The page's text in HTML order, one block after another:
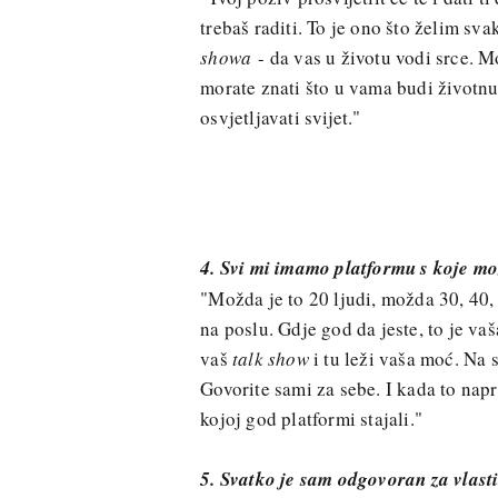
trebaš raditi. To je ono što želim
showa- da vas u životu vodi srce.
morate znati što u vama budi
osvjetljavati svijet."
4. Svi mi imamo platformu s koje
"Možda je to 20 ljudi, možda 30,
na poslu. Gdje god da jeste, to je
vaš talk showi tu leži vaša moć. Na
Govorite sami za sebe. I kada to
kojoj god platformi stajali."
5. Svatko je sam odgovoran za